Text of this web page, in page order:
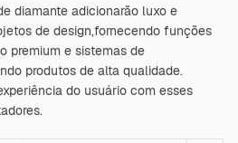
diamante adicionarão luxo e
de design,fornecendo funções
premium e sistemas de
produtos de alta qualidade.
do usuário com esses